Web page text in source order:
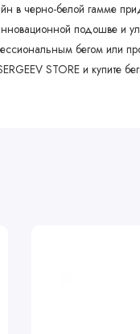
в черно-белой гамме
подошве и
бегом или
STORE и купите